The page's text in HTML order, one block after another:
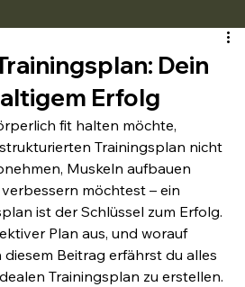
Dein
Erfolg
fit halten möchte,
Trainingsplan nicht
Muskeln aufbauen
möchtest – ein
ist der Schlüssel zum Erfolg.
Plan aus, und worauf
Beitrag erfährst du alles
Trainingsplan zu erstellen.